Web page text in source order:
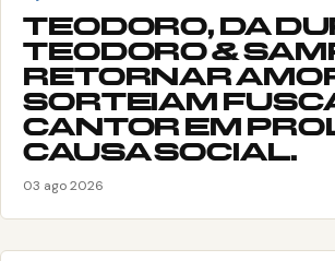
TEODORO, DA
TEODORO &
RETORNAR
SORTEIAM
CANTOR EM
CAUSA SOCIAL.
03 ago 2026